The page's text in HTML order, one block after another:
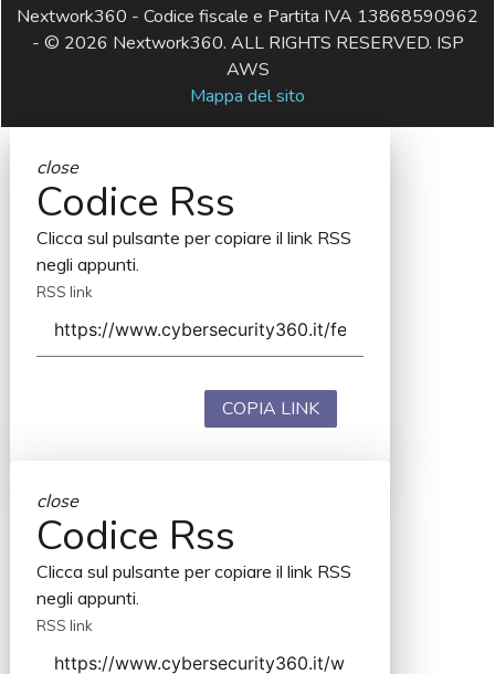
Nextwork360 - Codice fiscale e Partita IVA 13868590962
- © 2026 Nextwork360. ALL RIGHTS RESERVED. ISP
AWS
Mappa del sito
close
Codice Rss
Clicca sul pulsante per copiare il link RSS
negli appunti.
RSS link
COPIA LINK
close
Codice Rss
Clicca sul pulsante per copiare il link RSS
negli appunti.
RSS link